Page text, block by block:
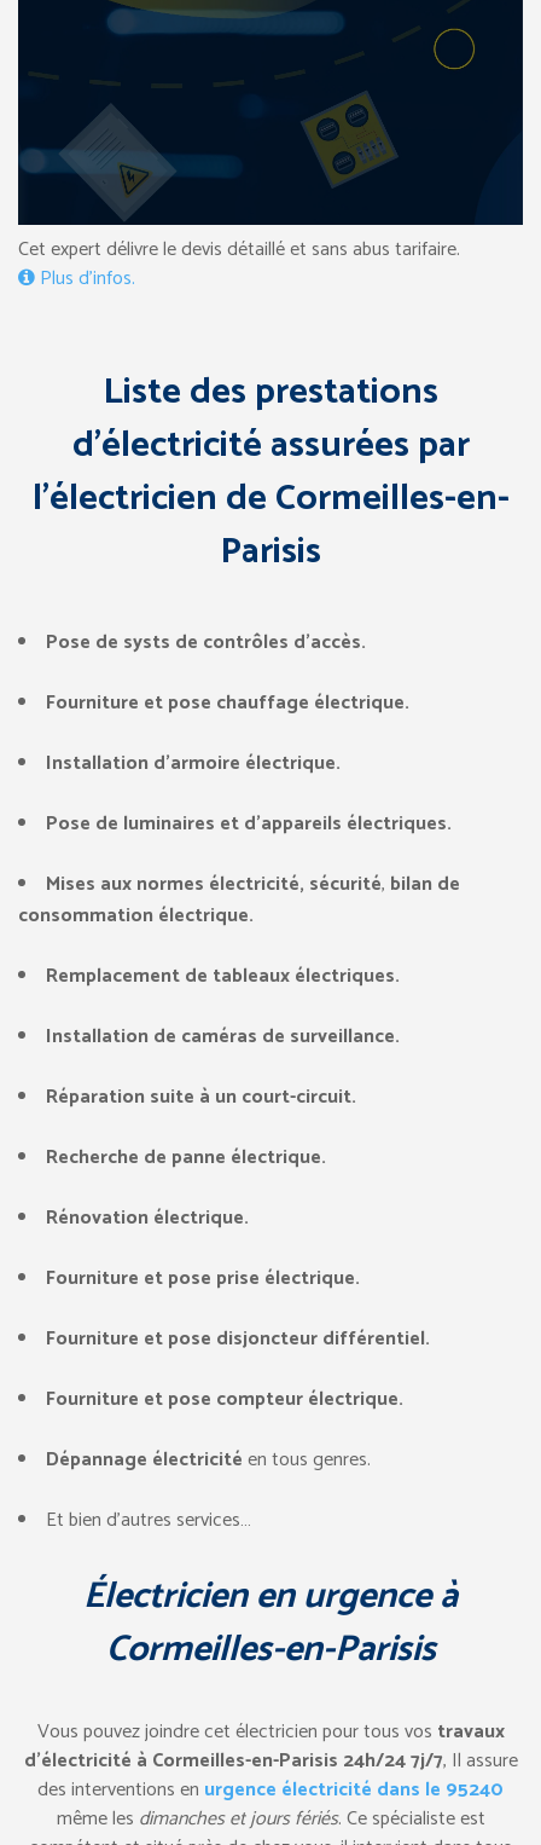
Cet expert délivre le devis détaillé et sans abus tarifaire.
Plus d’infos.
Liste des prestations
d’électricité assurées par
l’électricien de Cormeilles-en-
Parisis
Pose de systs de contrôles d’accès.
Fourniture et pose chauffage électrique.
Installation d’armoire électrique.
Pose de luminaires et d’appareils électriques.
Mises aux normes électricité, sécurité, bilan de
consommation électrique.
Remplacement de tableaux électriques.
Installation de caméras de surveillance.
Réparation suite à un court-circuit.
Recherche de panne électrique.
Rénovation électrique.
Fourniture et pose prise électrique.
Fourniture et pose disjoncteur différentiel.
Fourniture et pose compteur électrique.
Dépannage électricitéen tous genres.
Et bien d’autres services…
Électricien en urgence à
Cormeilles-en-Parisis
Vous pouvez joindre cet électricien pour tous vos travaux
d’électricité à Cormeilles-en-Parisis 24h/24 7j/7, Il assure
des interventions en urgence électricité dans le 95240
même les dimanches et jours fériés. Ce spécialiste est